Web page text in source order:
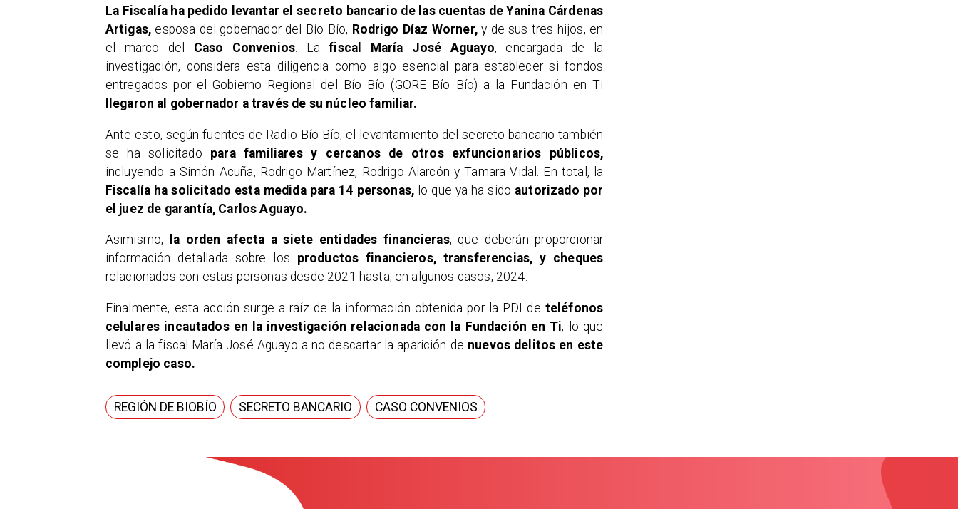
La Fiscalía ha pedido levantar el secreto bancario de las cuentas de Yanina Cárdenas
Artigas, esposa del gobernador del Bío Bío, Rodrigo Díaz Worner,y de sus tres hijos, en
el marco del
Caso Convenios. Lafiscal María José Aguayo, encargada de la
investigación, considera esta diligencia como algo esencial para establecer si fondos
entregados por el Gobierno Regional del Bío Bío (GORE Bío Bío) a la Fundación en Ti
llegaron al gobernador a través de su núcleo familiar.
Ante esto, según fuentes de Radio Bío Bío, el levantamiento del secreto bancario también
se ha solicitado para familiares y cercanos de otros exfuncionarios públicos,
incluyendo a Simón Acuña, Rodrigo Martínez, Rodrigo Alarcón y Tamara Vidal. En total, la
Fiscalía ha solicitado esta medida para 14 personas, lo que ya ha sido autorizado por
el juez de garantía, Carlos Aguayo.
Asimismo, la orden afecta a siete entidades financieras, que deberán proporcionar
información detallada sobre los productos financieros, transferencias, y cheques
relacionados con estas personas desde 2021 hasta, en algunos casos, 2024.
Finalmente, esta acción surge a raíz de la información obtenida por la PDI de teléfonos
celulares incautados en la investigación relacionada con la Fundación en Ti, lo que
llevó a la fiscal María José Aguayo a no descartar la aparición de nuevos delitos en este
complejo caso.
REGIÓN DE BIOBÍO SECRETO BANCARIO CASO CONVENIOS